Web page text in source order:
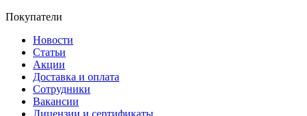
Покупатели
Новости
Статьи
Акции
Доставка и оплата
Сотрудники
Вакансии
Лицензии и сертификаты